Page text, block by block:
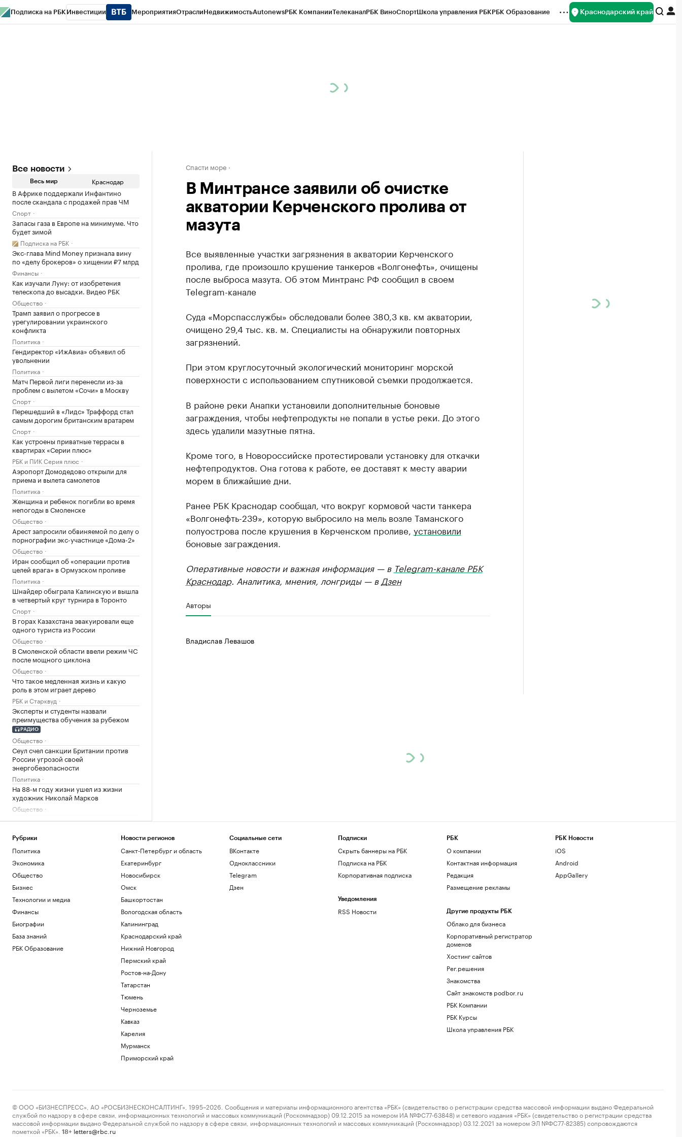
Подписка на РБК Инвестиции МероприятияОтраслиНедвижимостьAutonewsРБК КомпанииТелеканалРБК ВиноСпортШкола управления РБКРБК Образование Краснодарский край
Все новости
Весь мир Краснодар
В Африке поддержали Инфантино
после скандала с продажей прав ЧМ
Спорт
Запасы газа в Европе на минимуме. Что
будет зимой
Подписка на РБК
Экс-глава Mind Money признала вину
по «делу брокеров» о хищении ₽7 млрд
Финансы
Как изучали Луну: от изобретения
телескопа до высадки. Видео РБК
Общество
Трамп заявил о прогрессе в
урегулировании украинского
конфликта
Политика
Гендиректор «ИжАвиа» объявил об
увольнении
Политика
Матч Первой лиги перенесли из-за
проблем с вылетом «Сочи» в Москву
Спорт
Перешедший в «Лидс» Траффорд стал
самым дорогим британским вратарем
Спорт
Как устроены приватные террасы в
квартирах «Серии плюс»
РБК и ПИК Серия плюс
Аэропорт Домодедово открыли для
приема и вылета самолетов
Политика
Женщина и ребенок погибли во время
непогоды в Смоленске
Общество
Арест запросили обвиняемой по делу о
порнографии экс-участнице «Дома-2»
Общество
Иран сообщил об «операции против
целей врага» в Ормузском проливе
Политика
Шнайдер обыграла Калинскую и вышла
в четвертый круг турнира в Торонто
Спорт
В горах Казахстана эвакуировали еще
одного туриста из России
Общество
В Смоленской области ввели режим ЧС
после мощного циклона
Общество
Что такое медленная жизнь и какую
роль в этом играет дерево
РБК и Старквуд
Эксперты и студенты назвали
преимущества обучения за рубежом
РАДИО
Общество
Сеул счел санкции Британии против
России угрозой своей
энергобезопасности
Политика
На 88-м году жизни ушел из жизни
художник Николай Марков
Общество
Спасти море
В Минтрансе заявили об очистке
акватории Керченского пролива от
мазута
Все выявленные участки загрязнения в акватории Керченского
пролива, где произошло крушение танкеров «Волгонефть», очищены
после выброса мазута. Об этом Минтранс РФ сообщил в своем
Telegram-канале
Суда «Морспасслужбы» обследовали более 380,3 кв. км акватории,
очищено 29,4 тыс. кв. м. Специалисты на обнаружили повторных
загрязнений.
При этом круглосуточный экологический мониторинг морской
поверхности с использованием спутниковой съемки продолжается.
В районе реки Анапки установили дополнительные боновые
заграждения, чтобы нефтепродукты не попали в устье реки. До этого
здесь удалили мазутные пятна.
Кроме того, в Новороссийске протестировали установку для откачки
нефтепродуктов. Она готова к работе, ее доставят к месту аварии
морем в ближайшие дни.
Ранее РБК Краснодар сообщал, что вокруг кормовой части танкера
«Волгонефть-239», которую выбросило на мель возле Таманского
полуострова после крушения в Керченском проливе, установили
боновые заграждения.
Оперативные новости и важная информация — в Telegram-канале РБК
Краснодар. Аналитика, мнения, лонгриды — в Дзен
Авторы
Владислав Левашов
Рубрики
Политика
Экономика
Общество
Бизнес
Технологии и медиа
Финансы
Биографии
База знаний
РБК Образование
Новости регионов
Санкт-Петербург и область
Екатеринбург
Новосибирск
Омск
Башкортостан
Вологодская область
Калининград
Краснодарский край
Нижний Новгород
Пермский край
Ростов-на-Дону
Татарстан
Тюмень
Черноземье
Кавказ
Карелия
Мурманск
Приморский край
Социальные сети
ВКонтакте
Одноклассники
Telegram
Дзен
Подписки
Скрыть баннеры на РБК
Подписка на РБК
Корпоративная подписка
Уведомления
RSS Новости
РБК
О компании
Контактная информация
Редакция
Размещение рекламы
Другие продукты РБК
Облако для бизнеса
Корпоративный регистратор
доменов
Хостинг сайтов
Рег.решения
Знакомства
Сайт знакомств podbor.ru
РБК Компании
РБК Курсы
Школа управления РБК
РБК Новости
iOS
Android
AppGallery
© ООО «БИЗНЕСПРЕСС», АО «РОСБИЗНЕСКОНСАЛТИНГ», 1995–2026. Сообщения и материалы информационного агентства «РБК» (свидетельство о регистрации средства массовой информации выдано Федеральной
службой по надзору в сфере связи, информационных технологий и массовых коммуникаций (Роскомнадзор) 09.12.2015 за номером ИА №ФС77-63848) и сетевого издания «РБК» (свидетельство о регистрации средства
массовой информации выдано Федеральной службой по надзору в сфере связи, информационных технологий и массовых коммуникаций (Роскомнадзор) 03.12.2021 за номером ЭЛ №ФС77-82385) сопровождаются
пометкой «РБК».
18+ letters@rbc.ru